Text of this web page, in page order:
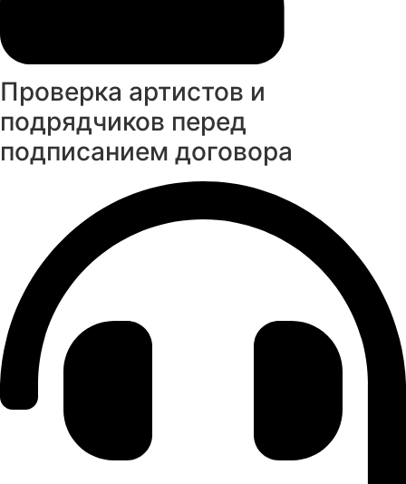
Проверка артистов и
подрядчиков перед
подписанием договора